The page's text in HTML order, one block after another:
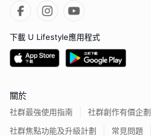
下載 U Lifestyle應用程式
關於
社群最強使用指南
社群創作有價企劃
社群焦點功能及升級計劃
常見問題